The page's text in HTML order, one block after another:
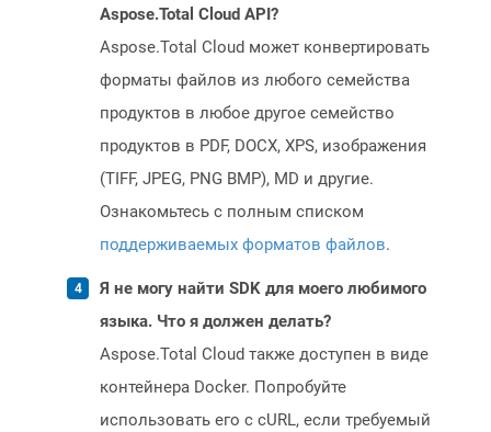
Aspose.Total Cloud API?
Aspose.Total Cloud может конвертировать
форматы файлов из любого семейства
продуктов в любое другое семейство
продуктов в PDF, DOCX, XPS, изображения
(TIFF, JPEG, PNG BMP), MD и другие.
Ознакомьтесь с полным списком
поддерживаемых форматов файлов.
Я не могу найти SDK для моего любимого
языка. Что я должен делать?
Aspose.Total Cloud также доступен в виде
контейнера Docker. Попробуйте
использовать его с cURL, если требуемый